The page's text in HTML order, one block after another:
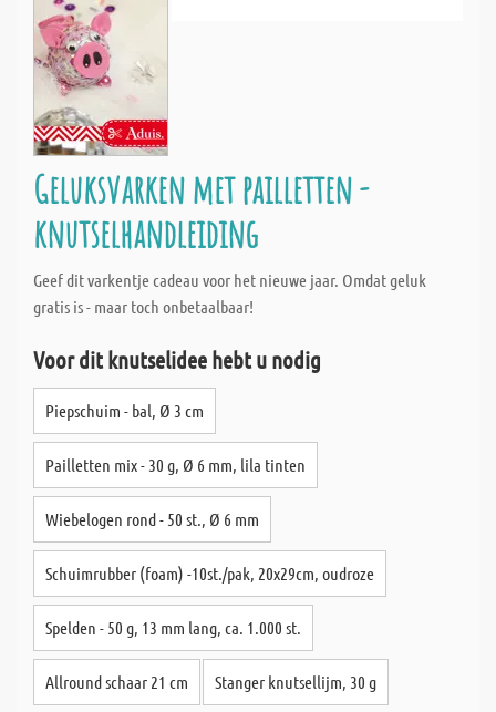
Geluksvarken met pailletten -
knutselhandleiding
Geef dit varkentje cadeau voor het nieuwe jaar. Omdat geluk
gratis is - maar toch onbetaalbaar!
Voor dit knutselidee hebt u nodig
Piepschuim - bal, Ø 3 cm
Pailletten mix - 30 g, Ø 6 mm, lila tinten
Wiebelogen rond - 50 st., Ø 6 mm
Schuimrubber (foam) -10st./pak, 20x29cm, oudroze
Spelden - 50 g, 13 mm lang, ca. 1.000 st.
Allround schaar 21 cm Stanger knutsellijm, 30 g